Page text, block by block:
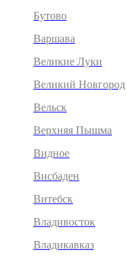
Бутово
Варшава
Великие Луки
Великий Новгород
Вельск
Верхняя Пышма
Видное
Висбаден
Витебск
Владивосток
Владикавказ